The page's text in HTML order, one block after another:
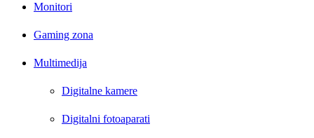
Monitori
Gaming zona
Multimedija
Digitalne kamere
Digitalni fotoaparati